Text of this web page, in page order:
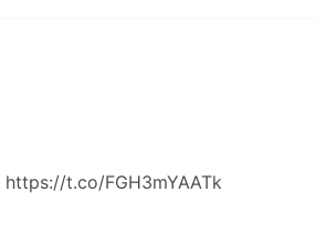
https://t.co/FGH3mYAATk